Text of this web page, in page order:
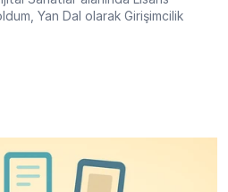
Yan Dal olarak Girişimcilik